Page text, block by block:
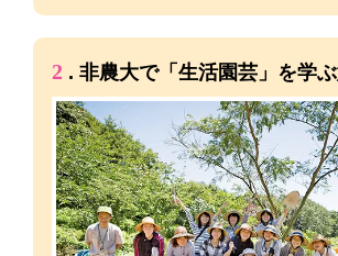
2 . 非農大で「生活園芸」を学